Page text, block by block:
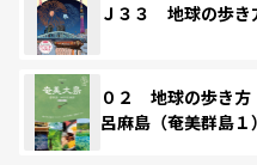
Ｊ３３ 地球の歩
０２ 地球の歩き
呂麻島（奄美群島